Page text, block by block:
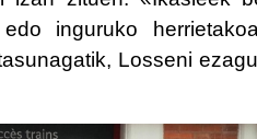
inguruko
Losseni